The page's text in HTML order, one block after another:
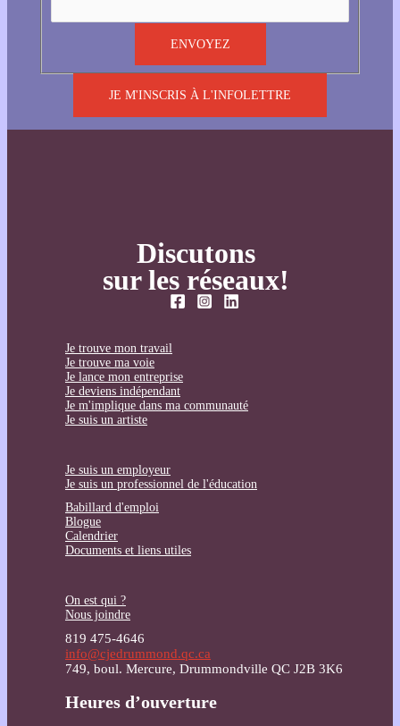
JE M'INSCRIS À L'INFOLETTRE
Discutons
sur les réseaux!
Je trouve mon travail
Je trouve ma voie
Je lance mon entreprise
Je deviens indépendant
Je m'implique dans ma communauté
Je suis un artiste
Je suis un employeur
Je suis un professionnel de l'éducation
Babillard d'emploi
Blogue
Calendrier
Documents et liens utiles
On est qui ?
Nous joindre
819 475-4646
info@cjedrummond.qc.ca
749, boul. Mercure, Drummondville QC J2B 3K6
Heures d’ouverture